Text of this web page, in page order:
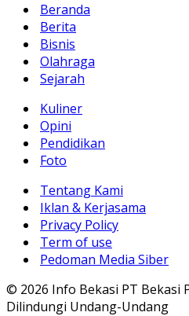
Beranda
Berita
Bisnis
Olahraga
Sejarah
Kuliner
Opini
Pendidikan
Foto
Tentang Kami
Iklan & Kerjasama
Privacy Policy
Term of use
Pedoman Media Siber
© 2026 Info Bekasi PT Bekasi
Dilindungi Undang-Undang